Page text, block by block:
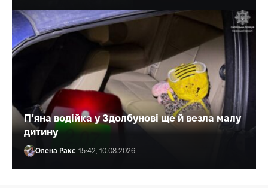
П’яна водійка у Здолбунові ще й везла малу
дитину
Олена Ракс 15:42, 10.08.2026